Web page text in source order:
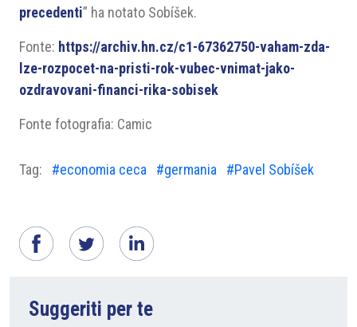
precedenti” ha notato Sobíšek.
Fonte: https://archiv.hn.cz/c1-67362750-vaham-zda-
lze-rozpocet-na-pristi-rok-vubec-vnimat-jako-
ozdravovani-financi-rika-sobisek
Fonte fotografia: Camic
Tag: #economia ceca #germania #Pavel Sobíšek
Suggeriti per te